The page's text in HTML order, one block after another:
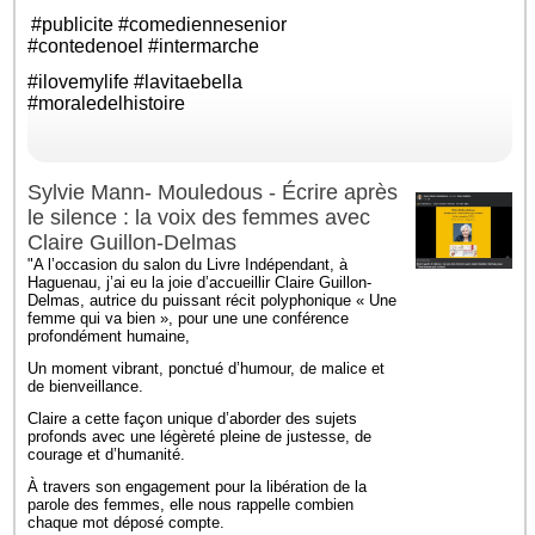
#publicite #comediennesenior
#contedenoel #intermarche
#ilovemylife #lavitaebella
#moraledelhistoire
Sylvie Mann- Mouledous - Écrire après
le silence : la voix des femmes avec
Claire Guillon-Delmas
"A l’occasion du salon du Livre Indépendant, à
Haguenau, j’ai eu la joie d’accueillir Claire Guillon-
Delmas, autrice du puissant récit polyphonique « Une
femme qui va bien », pour une une conférence
profondément humaine,
Un moment vibrant, ponctué d’humour, de malice et
de bienveillance.
Claire a cette façon unique d’aborder des sujets
profonds avec une légèreté pleine de justesse, de
courage et d’humanité.
À travers son engagement pour la libération de la
parole des femmes, elle nous rappelle combien
chaque mot déposé compte.